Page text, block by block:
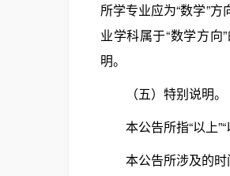
所学专业应为“数学”
业学科属于“数学方
明。
（五）特别说明。
本公告所指“以上”“
本公告所涉及的时